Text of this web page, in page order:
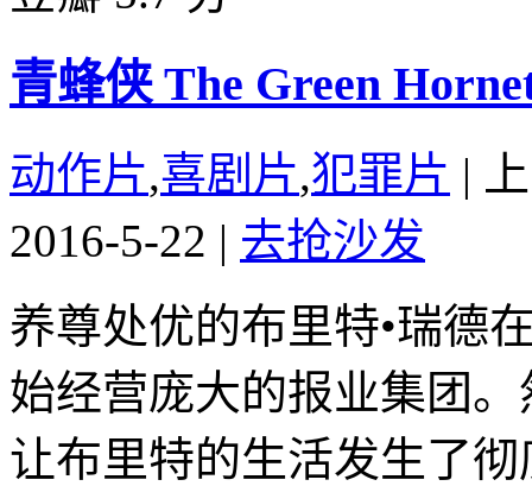
青蜂侠 The Green
动作片,喜剧片,犯罪片 |
2016-5-22 | 去抢沙发
养尊处优的布里特•瑞德
始经营庞大的报业集团
让布里特的生活发生了